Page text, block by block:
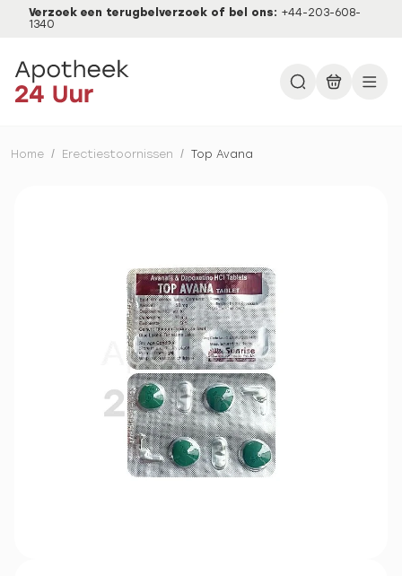
Verzoek een terugbelverzoek of bel ons: +44-203-608-
1340
Home / Erectiestoornissen / Top Avana